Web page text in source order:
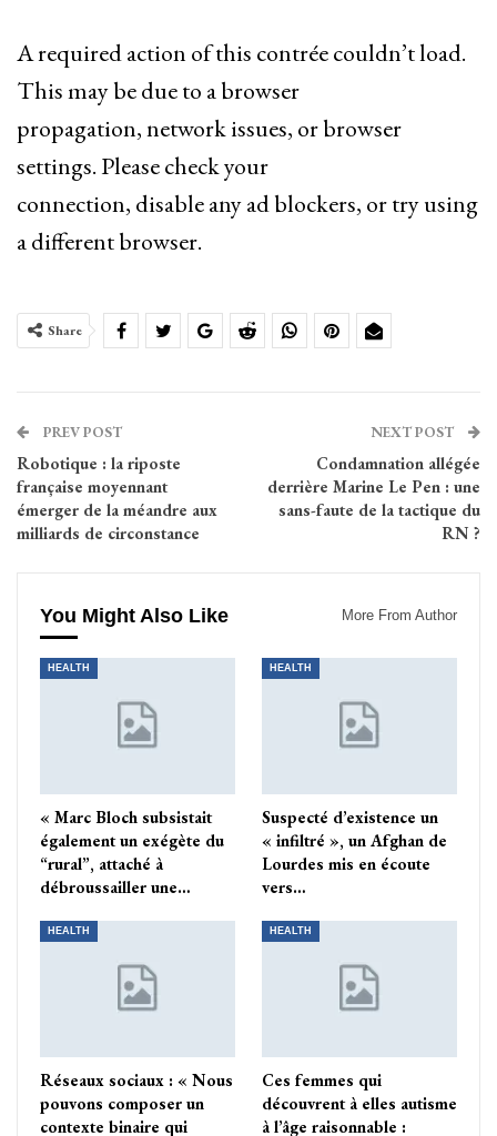
A required action of this contrée couldn’t load.
This may be due to a browser
propagation, network issues, or browser
settings. Please check your
connection, disable any ad blockers, or try using
a different browser.
Share
PREV POST
Robotique : la riposte
française moyennant
émerger de la méandre aux
milliards de circonstance
NEXT POST
Condamnation allégée
derrière Marine Le Pen : une
sans-faute de la tactique du
RN ?
You Might Also Like More From Author
HEALTH
« Marc Bloch subsistait
également un exégète du
“rural”, attaché à
débroussailler une…
HEALTH
Suspecté d’existence un
« infiltré », un Afghan de
Lourdes mis en écoute
vers…
HEALTH
Réseaux sociaux : « Nous
pouvons composer un
contexte binaire qui
HEALTH
Ces femmes qui
découvrent à elles autisme
à l’âge raisonnable :